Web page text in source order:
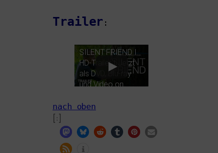
Trailer :
SILENT FRIEND I
HD-Trailer I Jetzt
als DVD
, Blu-ray
und Video on
nach oben
[:]